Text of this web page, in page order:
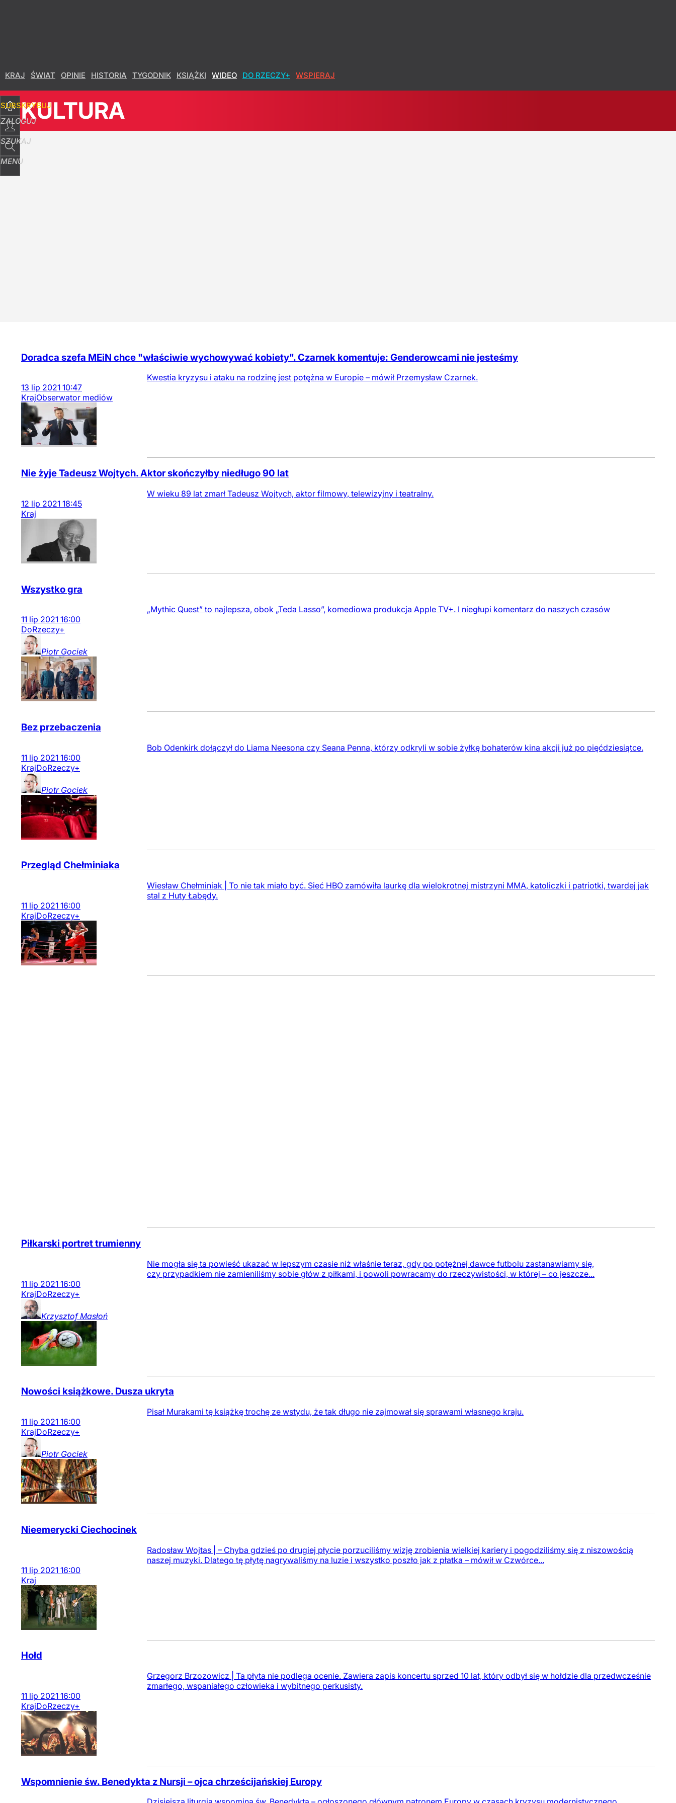
KRAJ ŚWIAT OPINIE HISTORIA TYGODNIK KSIĄŻKI WIDEO DO RZECZY+ WSPIERAJ
SUBSKRYBUJ
ZALOGUJ
SZUKAJ
MENU
KULTURA
Doradca szefa MEiN chce "właściwie wychowywać kobiety". Czarnek komentuje: Genderowcami nie jesteśmy
Kwestia kryzysu i ataku na rodzinę jest potężna w Europie – mówił Przemysław Czarnek.
13 lip 2021 10:47
KrajObserwator mediów
Nie żyje Tadeusz Wojtych. Aktor skończyłby niedługo 90 lat
W wieku 89 lat zmarł Tadeusz Wojtych, aktor filmowy, telewizyjny i teatralny.
12 lip 2021 18:45
Kraj
Wszystko gra
„Mythic Quest” to najlepsza, obok „Teda Lasso”, komediowa produkcja Apple TV+. I niegłupi komentarz do naszych czasów
11 lip 2021 16:00
DoRzeczy+
Piotr Gociek
Bez przebaczenia
Bob Odenkirk dołączył do Liama Neesona czy Seana Penna, którzy odkryli w sobie żyłkę bohaterów kina akcji już po pięćdziesiątce.
11 lip 2021 16:00
KrajDoRzeczy+
Piotr Gociek
Przegląd Chełminiaka
Wiesław Chełminiak | To nie tak miało być. Sieć HBO zamówiła laurkę dla wielokrotnej mistrzyni MMA, katoliczki i patriotki, twardej jak
stal z Huty Łabędy.
11 lip 2021 16:00
KrajDoRzeczy+
Piłkarski portret trumienny
Nie mogła się ta powieść ukazać w lepszym czasie niż właśnie teraz, gdy po potężnej dawce futbolu zastanawiamy się,
czy przypadkiem nie zamieniliśmy sobie głów z piłkami, i powoli powracamy do rzeczywistości, w której – co jeszcze...
11 lip 2021 16:00
KrajDoRzeczy+
Krzysztof Masłoń
Nowości książkowe. Dusza ukryta
Pisał Murakami tę książkę trochę ze wstydu, że tak długo nie zajmował się sprawami własnego kraju.
11 lip 2021 16:00
KrajDoRzeczy+
Piotr Gociek
Nieemerycki Ciechocinek
Radosław Wojtas | – Chyba gdzieś po drugiej płycie porzuciliśmy wizję zrobienia wielkiej kariery i pogodziliśmy się z niszowością
naszej muzyki. Dlatego tę płytę nagrywaliśmy na luzie i wszystko poszło jak z płatka – mówił w Czwórce...
11 lip 2021 16:00
Kraj
Hołd
Grzegorz Brzozowicz | Ta płyta nie podlega ocenie. Zawiera zapis koncertu sprzed 10 lat, który odbył się w hołdzie dla przedwcześnie
zmarłego, wspaniałego człowieka i wybitnego perkusisty.
11 lip 2021 16:00
KrajDoRzeczy+
Wspomnienie św. Benedykta z Nursji – ojca chrześcijańskiej Europy